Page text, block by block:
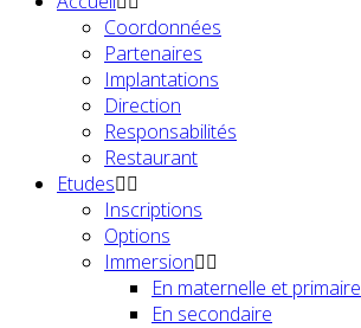
Coordonnées
Partenaires
Implantations
Direction
Responsabilités
Restaurant
Etudes
Inscriptions
Options
Immersion
En maternelle et primaire
En secondaire